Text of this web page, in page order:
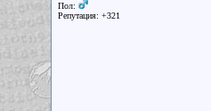
Пол:
Репутация: +321